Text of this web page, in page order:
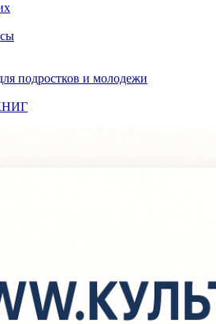
подростков и молодежи